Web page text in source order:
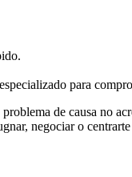
para
problema de causa no
negociar o